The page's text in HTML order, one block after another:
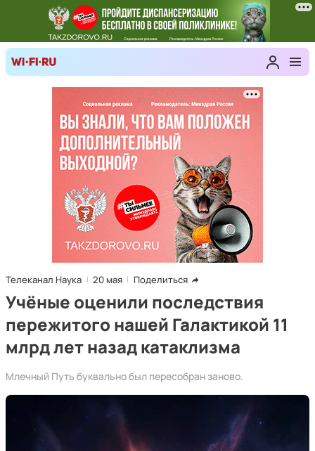
Телеканал Наука 20 мая Поделиться
Учёные оценили последствия
пережитого нашей Галактикой 11
млрд лет назад катаклизма
Млечный Путь буквально был пересобран заново.